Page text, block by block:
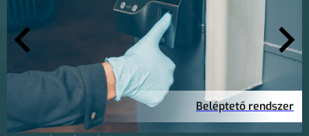
Beléptető rendszer